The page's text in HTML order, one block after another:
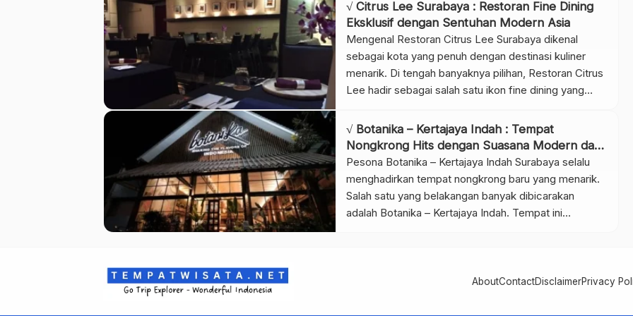
strategis, Domicile menjadi destinasi favorit bagi
mereka yang ingin merasakan pengalaman bersantap
istimewa. […]
√ Citrus Lee Surabaya : Restoran Fine Dining
Eksklusif dengan Sentuhan Modern Asia
Mengenal Restoran Citrus Lee Surabaya dikenal
sebagai kota yang penuh dengan destinasi kuliner
menarik. Di tengah banyaknya pilihan, Restoran Citrus
Lee hadir sebagai salah satu ikon fine dining yang
Restoran ini dirancang untuk mereka yang mencari
sensasi berbeda, baik dalam suasana maupun cita
rasa. Citrus Lee bukan sekadar tempat makan, […]
√ Botanika – Kertajaya Indah : Tempat
Nongkrong Hits dengan Suasana Modern dan
Alami di Surabaya
Pesona Botanika – Kertajaya Indah Surabaya selalu
menghadirkan tempat nongkrong baru yang menarik.
Salah satu yang belakangan banyak dibicarakan
adalah Botanika – Kertajaya Indah. Tempat ini
dekorasi bernuansa tropis, pencahayaan hangat, serta
AboutContactDisclaimerPrivacy